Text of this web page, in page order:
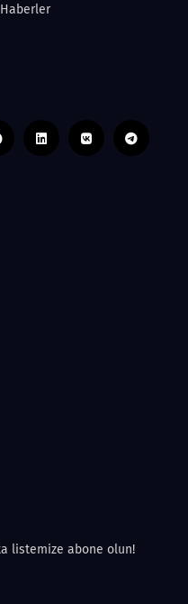
listemize abone olun!